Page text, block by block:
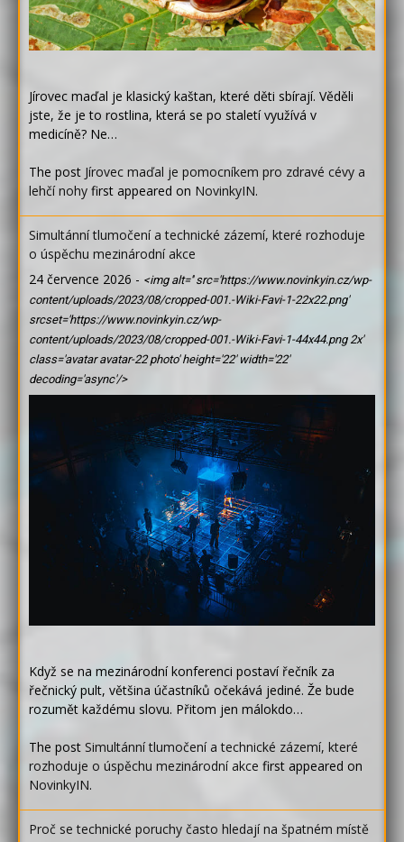
Jírovec maďal je klasický kaštan, které děti sbírají. Věděli
jste, že je to rostlina, která se po staletí využívá v
medicíně? Ne…
The post Jírovec maďal je pomocníkem pro zdravé cévy a
lehčí nohy first appeared on NovinkyIN.
Simultánní tlumočení a technické zázemí, které rozhoduje
o úspěchu mezinárodní akce
24 července 2026 - <img alt='' src='https://www.novinkyin.cz/wp-
content/uploads/2023/08/cropped-001.-Wiki-Favi-1-22x22.png'
srcset='https://www.novinkyin.cz/wp-
content/uploads/2023/08/cropped-001.-Wiki-Favi-1-44x44.png 2x'
class='avatar avatar-22 photo' height='22' width='22'
decoding='async'/>
Když se na mezinárodní konferenci postaví řečník za
řečnický pult, většina účastníků očekává jediné. Že bude
rozumět každému slovu. Přitom jen málokdo…
The post Simultánní tlumočení a technické zázemí, které
rozhoduje o úspěchu mezinárodní akce first appeared on
NovinkyIN.
Proč se technické poruchy často hledají na špatném místě